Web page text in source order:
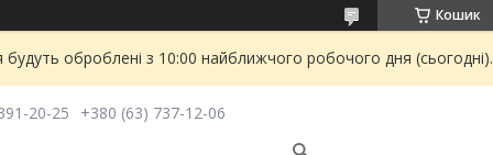
Кошик
оброблені з 10:00 найближчого робочого дня (сьогодні).
20-25
+380 (63) 737-12-06